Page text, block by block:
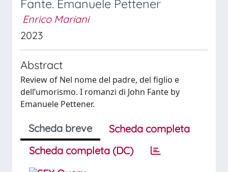
Fante. Emanuele Pettener
Enrico Mariani
2023
Abstract
Review of Nel nome del padre, del figlio e
dell’umorismo. I romanzi di John Fante by
Emanuele Pettener.
Scheda breve
Scheda completa
Scheda completa (DC)